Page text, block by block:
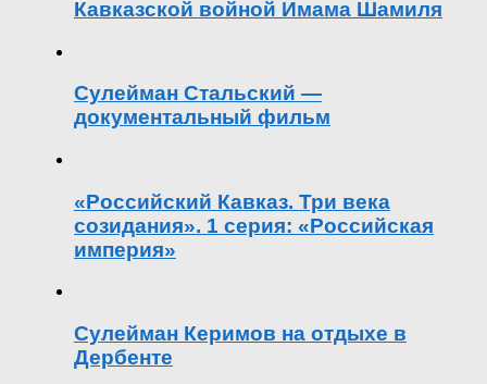
Кавказской войной Имама Шамиля
Сулейман Стальский —
документальный фильм
«Российский Кавказ. Три века
созидания». 1 серия: «Российская
империя»
Сулейман Керимов на отдыхе в
Дербенте